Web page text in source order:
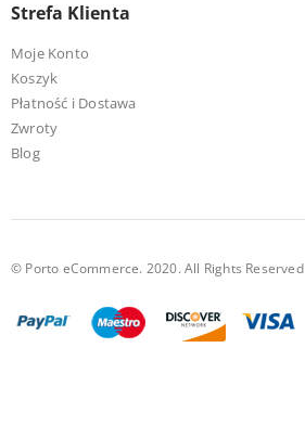
Strefa Klienta
Moje Konto
Koszyk
Płatność i Dostawa
Zwroty
Blog
© Porto eCommerce. 2020. All Rights Reserved